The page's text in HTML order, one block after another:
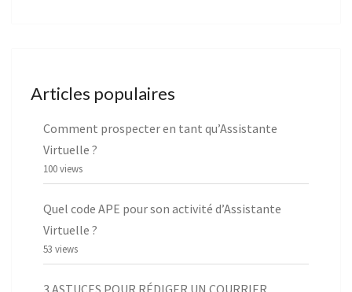
Articles populaires
Comment prospecter en tant qu’Assistante
Virtuelle ?
100 views
Quel code APE pour son activité d’Assistante
Virtuelle ?
53 views
3 ASTUCES POUR RÉDIGER UN COURRIER